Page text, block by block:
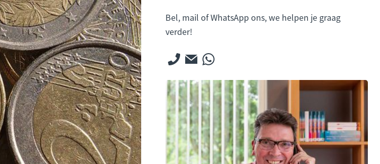
Bel, mail of WhatsApp ons, we helpen je graag
verder!